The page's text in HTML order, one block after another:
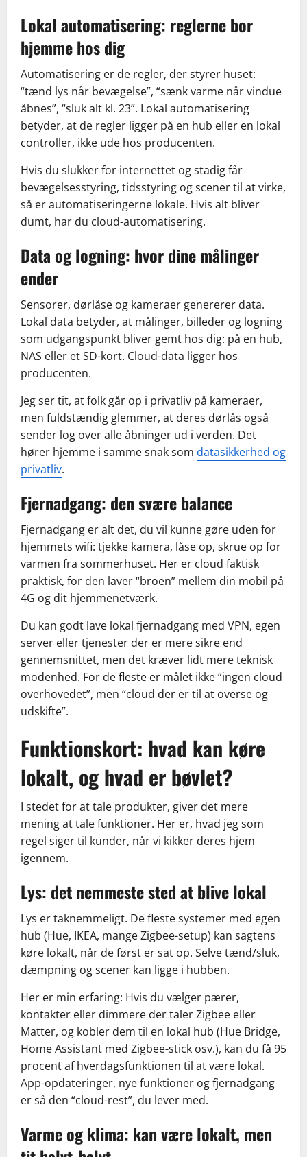
Lokal automatisering: reglerne bor
hjemme hos dig
Automatisering er de regler, der styrer huset:
“tænd lys når bevægelse”, “sænk varme når vindue
åbnes”, “sluk alt kl. 23”. Lokal automatisering
betyder, at de regler ligger på en hub eller en lokal
controller, ikke ude hos producenten.
Hvis du slukker for internettet og stadig får
bevægelsesstyring, tidsstyring og scener til at virke,
så er automatiseringerne lokale. Hvis alt bliver
dumt, har du cloud-automatisering.
Data og logning: hvor dine målinger
ender
Sensorer, dørlåse og kameraer genererer data.
Lokal data betyder, at målinger, billeder og logning
som udgangspunkt bliver gemt hos dig: på en hub,
NAS eller et SD-kort. Cloud-data ligger hos
producenten.
Jeg ser tit, at folk går op i privatliv på kameraer,
men fuldstændig glemmer, at deres dørlås også
sender log over alle åbninger ud i verden. Det
hører hjemme i samme snak som datasikkerhed og
privatliv.
Fjernadgang: den svære balance
Fjernadgang er alt det, du vil kunne gøre uden for
hjemmets wifi: tjekke kamera, låse op, skrue op for
varmen fra sommerhuset. Her er cloud faktisk
praktisk, for den laver “broen” mellem din mobil på
4G og dit hjemmenetværk.
Du kan godt lave lokal fjernadgang med VPN, egen
server eller tjenester der er mere sikre end
gennemsnittet, men det kræver lidt mere teknisk
modenhed. For de fleste er målet ikke “ingen cloud
overhovedet”, men “cloud der er til at overse og
udskifte”.
Funktionskort: hvad kan køre
lokalt, og hvad er bøvlet?
I stedet for at tale produkter, giver det mere
mening at tale funktioner. Her er, hvad jeg som
regel siger til kunder, når vi kikker deres hjem
igennem.
Lys: det nemmeste sted at blive lokal
Lys er taknemmeligt. De fleste systemer med egen
hub (Hue, IKEA, mange Zigbee-setup) kan sagtens
køre lokalt, når de først er sat op. Selve tænd/sluk,
dæmpning og scener kan ligge i hubben.
Her er min erfaring: Hvis du vælger pærer,
kontakter eller dimmere der taler Zigbee eller
Matter, og kobler dem til en lokal hub (Hue Bridge,
Home Assistant med Zigbee-stick osv.), kan du få 95
procent af hverdagsfunktionen til at være lokal.
App-opdateringer, nye funktioner og fjernadgang
er så den “cloud-rest”, du lever med.
Varme og klima: kan være lokalt, men